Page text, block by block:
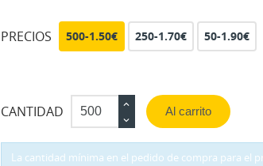
PRECIOS 500-1.50€ 250-1.70€ 50-1.90€
CANTIDAD Al carrito
La cantidad mínima en el pedido de compra para el